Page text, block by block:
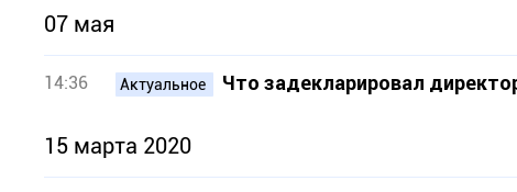
07 мая
14:36 Актуальное Что задекларировал
15 марта 2020